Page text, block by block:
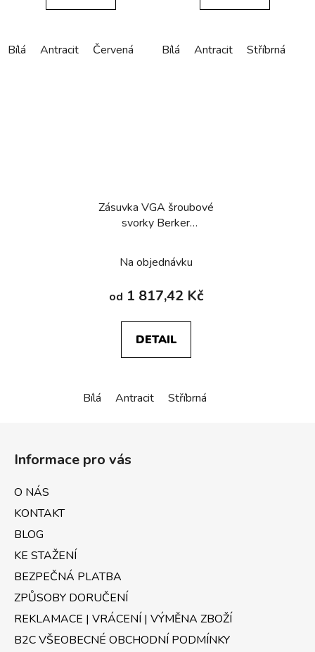
Bílá Antracit Červená Bílá Antracit Stříbrná
Zásuvka VGA­ šroubové
svorky Berker
Na objednávku
od 1 817,42 Kč
DETAIL
Bílá Antracit Stříbrná
Informace pro vás
O NÁS
KONTAKT
BLOG
KE STAŽENÍ
BEZPEČNÁ PLATBA
ZPŮSOBY DORUČENÍ
REKLAMACE | VRÁCENÍ | VÝMĚNA ZBOŽÍ
B2C VŠEOBECNÉ OBCHODNÍ PODMÍNKY